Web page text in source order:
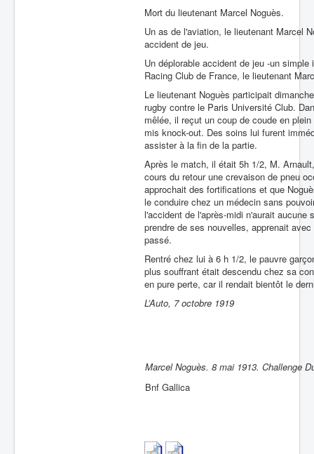
Mort du lieutenant Marcel Noguès.
Un as de l'aviation, le lieutenant Marcel
accident de jeu.
Un déplorable accident de jeu -un
Racing Club de France, le lieutenant
Le lieutenant Noguès participait
rugby contre le Paris Université Club.
mêlée, il reçut un coup de coude en
mis knock-out. Des soins lui furent
assister à la fin de la partie.
Après le match, il était 5h 1/2, M.
cours du retour une crevaison de pneu
approchait des fortifications et que
le conduire chez un médecin sans
l'accident de l'après-midi n'aurait
prendre de ses nouvelles, apprenait
passé.
Rentré chez lui à 6 h 1/2, le pauvre
plus souffrant était descendu chez sa
en pure perte, car il rendait bientôt le
L’Auto, 7 octobre 1919
Marcel Noguès. 8 mai 1913. Challenge
Bnf Gallica